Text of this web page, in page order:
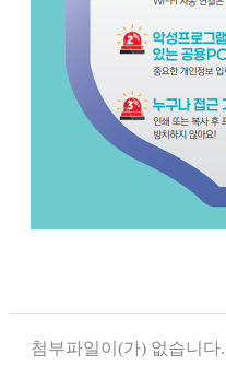
첨부파일이(가) 없습니다.